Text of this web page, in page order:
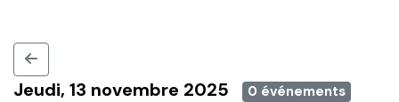
Jeudi, 13 novembre 2025 0 événements